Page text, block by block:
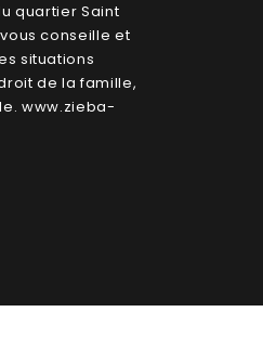
quartier Saint
vous conseille et
situations
de la famille,
www.zieba-